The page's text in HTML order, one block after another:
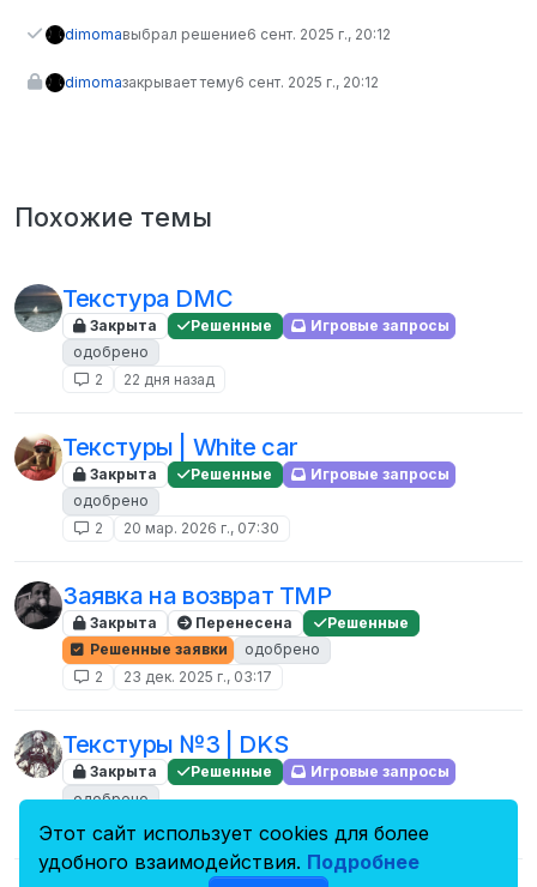
dimomaвыбрал решение6 сент. 2025 г., 20:12
dimomaзакрывает тему6 сент. 2025 г., 20:12
Похожие темы
Текстура DMC
Закрыта Решенные
Игровые запросы
одобрено
2
22 дня назад
Текстуры | White car
Закрыта Решенные
Игровые запросы
одобрено
2
20 мар. 2026 г., 07:30
Заявка на возврат TMP
Закрыта Перенесена
Решенные
Решенные заявки
одобрено
2
23 дек. 2025 г., 03:17
Текстуры №3 | DKS
Закрыта Решенные
Игровые запросы
одобрено
Этот сайт использует cookies для более
удобного взаимодействия. Подробнее